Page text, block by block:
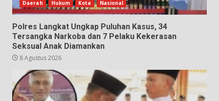
Daerah Hukum Kota Nasional
Polres Langkat Ungkap Puluhan Kasus, 34
Tersangka Narkoba dan 7 Pelaku Kekerasan
Seksual Anak Diamankan
8 Agustus 2026